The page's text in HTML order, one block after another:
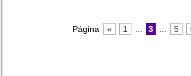
Página « 1 3 5